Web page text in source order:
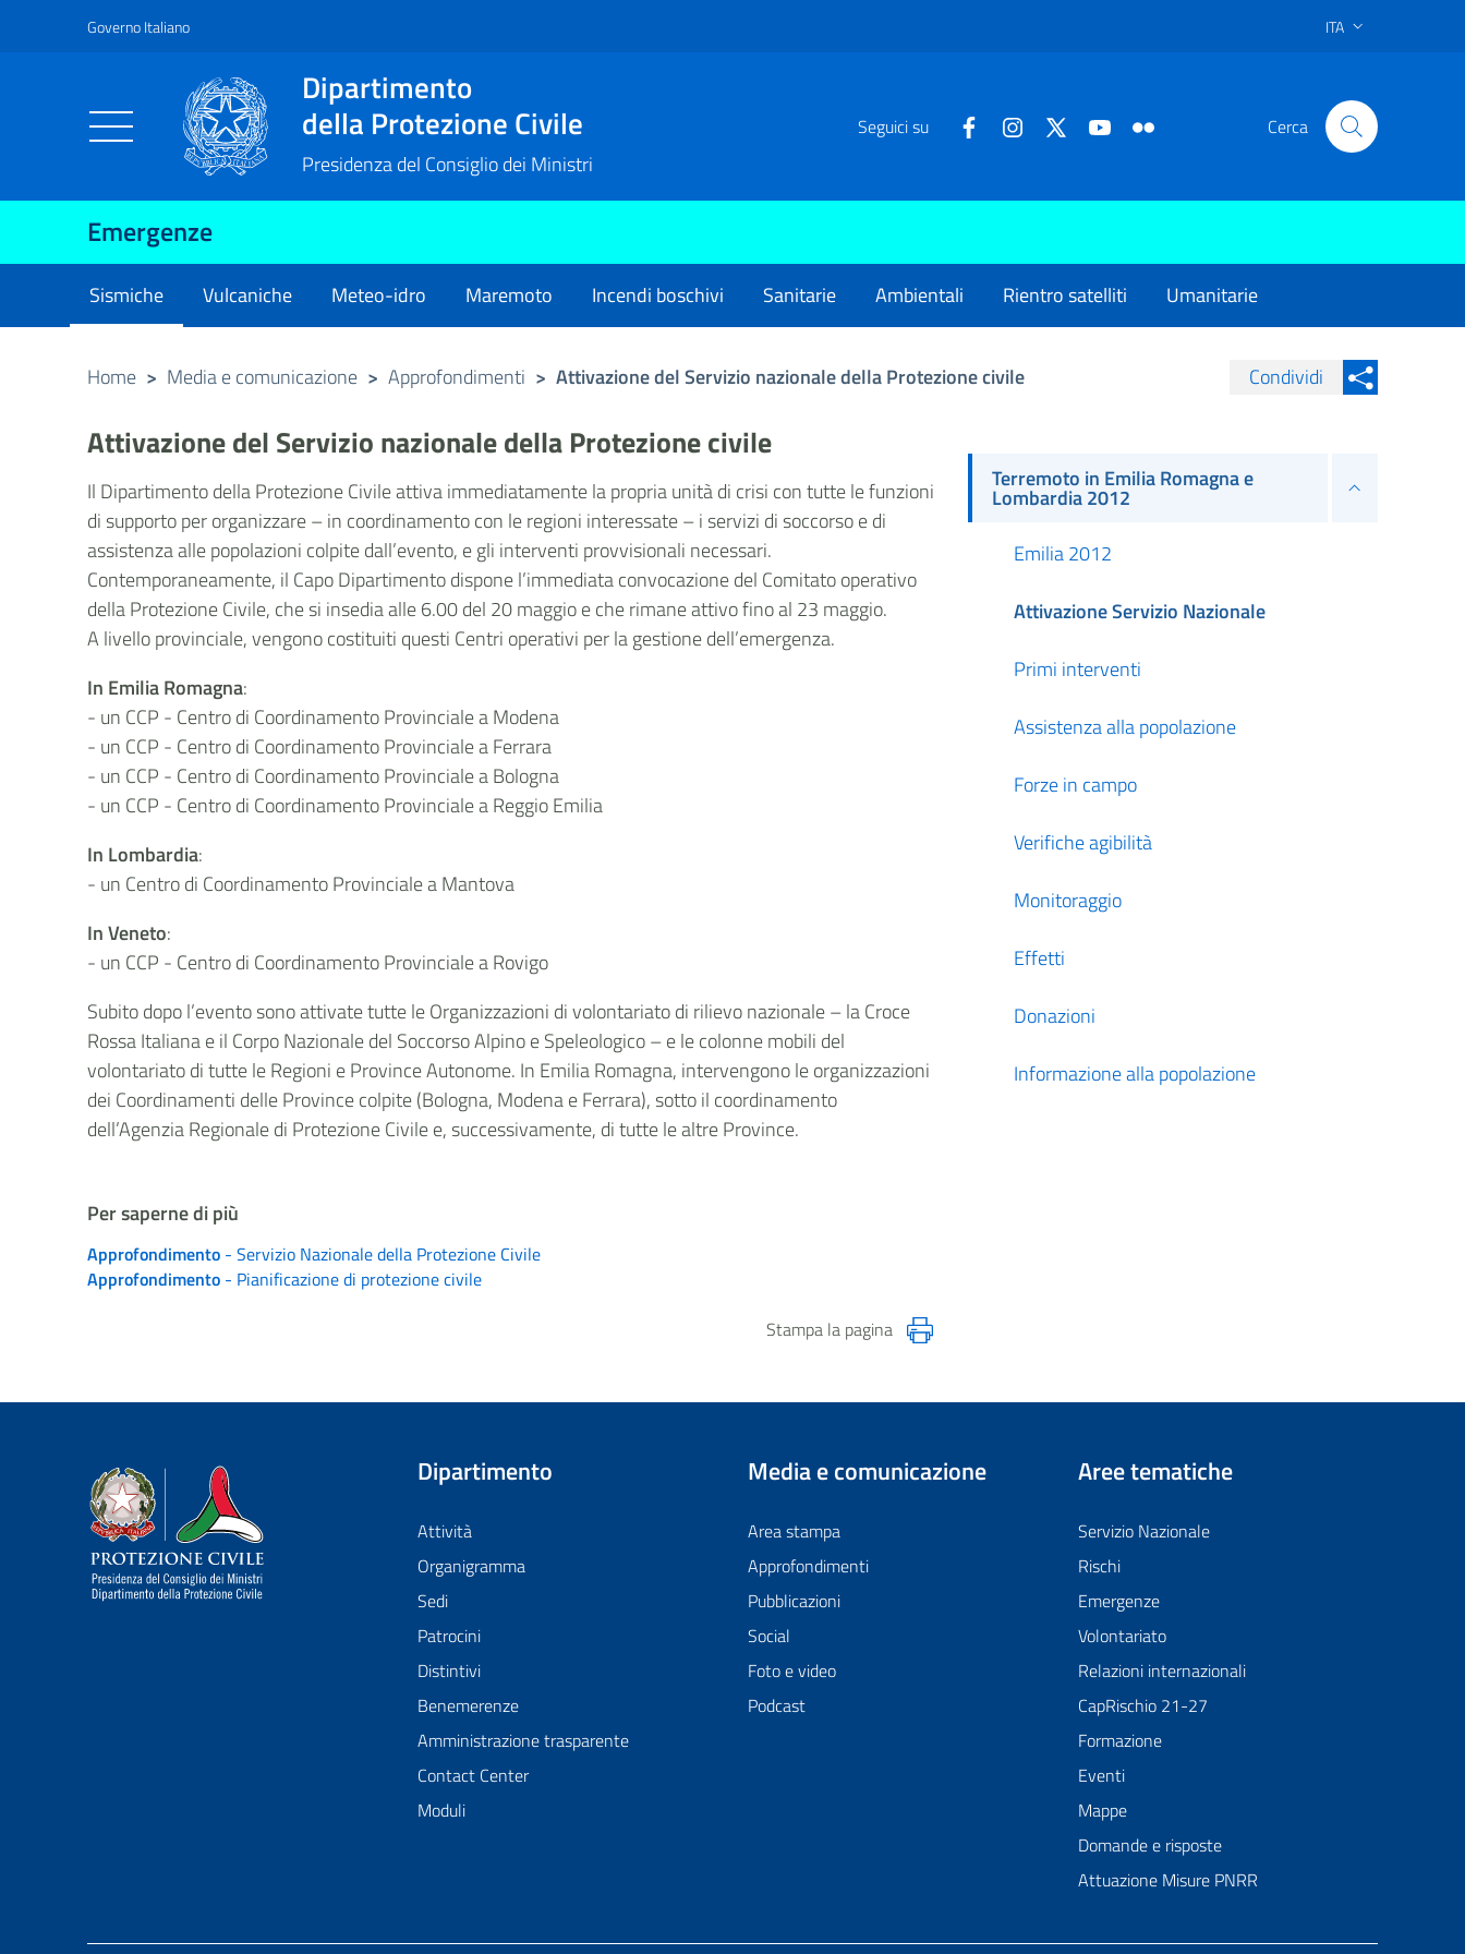
Vai al contenuto principale
Raggiungi il piè di pagina
Governo Italiano ITA
Dipartimento
della Protezione Civile
Presidenza del Consiglio dei Ministri
Seguici su Cerca
Emergenze
Sismiche
current Vulcaniche Meteo-idro Maremoto Incendi boschivi Sanitarie Ambientali Rientro satelliti Umanitarie
Home > Media e comunicazione > Approfondimenti > Attivazione del Servizio nazionale della Protezione civile
Condividi su LinkedIn
Condividi
Attivazione del Servizio nazionale della Protezione civile
Il Dipartimento della Protezione Civile attiva immediatamente la propria unità di crisi con tutte le funzioni
di supporto per organizzare – in coordinamento con le regioni interessate – i servizi di soccorso e di
assistenza alle popolazioni colpite dall’evento, e gli interventi provvisionali necessari.
Contemporaneamente, il Capo Dipartimento dispone l’immediata convocazione del Comitato operativo
della Protezione Civile, che si insedia alle 6.00 del 20 maggio e che rimane attivo fino al 23 maggio.
A livello provinciale, vengono costituiti questi Centri operativi per la gestione dell’emergenza.
In Emilia Romagna:
- un CCP - Centro di Coordinamento Provinciale a Modena
- un CCP - Centro di Coordinamento Provinciale a Ferrara
- un CCP - Centro di Coordinamento Provinciale a Bologna
- un CCP - Centro di Coordinamento Provinciale a Reggio Emilia
In Lombardia:
- un Centro di Coordinamento Provinciale a Mantova
In Veneto:
- un CCP - Centro di Coordinamento Provinciale a Rovigo
Subito dopo l’evento sono attivate tutte le Organizzazioni di volontariato di rilievo nazionale – la Croce
Rossa Italiana e il Corpo Nazionale del Soccorso Alpino e Speleologico – e le colonne mobili del
volontariato di tutte le Regioni e Province Autonome. In Emilia Romagna, intervengono le organizzazioni
dei Coordinamenti delle Province colpite (Bologna, Modena e Ferrara), sotto il coordinamento
dell’Agenzia Regionale di Protezione Civile e, successivamente, di tutte le altre Province.
Per saperne di più
Approfondimento - Servizio Nazionale della Protezione Civile
Approfondimento - Pianificazione di protezione civile
Stampa la pagina
Terremoto in Emilia Romagna e
Lombardia 2012
Emilia 2012
Attivazione Servizio Nazionale
Primi interventi
Assistenza alla popolazione
Forze in campo
Verifiche agibilità
Monitoraggio
Effetti
Donazioni
Informazione alla popolazione
Dipartimento della Protezione Civile
Dipartimento
Attività
Organigramma
Sedi
Patrocini
Distintivi
Benemerenze
Amministrazione trasparente
Contact Center
Moduli
Media e comunicazione
Area stampa
Approfondimenti
Pubblicazioni
Social
Foto e video
Podcast
Aree tematiche
Servizio Nazionale
Rischi
Emergenze
Volontariato
Relazioni internazionali
CapRischio 21-27
Formazione
Eventi
Mappe
Domande e risposte
Attuazione Misure PNRR